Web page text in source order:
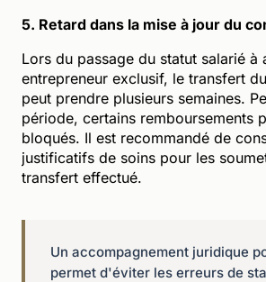
5. Retard dans la mise à jour du
Lors du passage du statut salarié à
entrepreneur exclusif, le transfert
peut prendre plusieurs semaines.
période, certains remboursements
bloqués. Il est recommandé de
justificatifs de soins pour les
transfert effectué.
Un accompagnement juridique
permet d'éviter les erreurs de